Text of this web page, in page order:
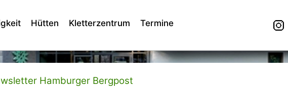
Hütten Kletterzentrum Termine
Hamburger Bergpost